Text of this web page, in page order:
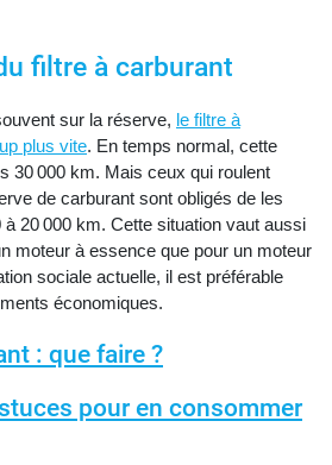
filtre à carburant
sur la réserve, le filtre à
plus vite. En temps normal, cette
30 000 km. Mais ceux qui roulent
de carburant sont obligés de les
20 000 km. Cette situation vaut aussi
moteur à essence que pour un moteur
sociale actuelle, il est préférable
économiques.
: que faire ?
pour en consommer